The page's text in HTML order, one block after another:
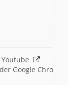
Youtube
Google Chrome